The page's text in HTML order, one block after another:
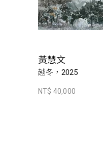
黃慧文
越冬，2025
NT$ 40,000